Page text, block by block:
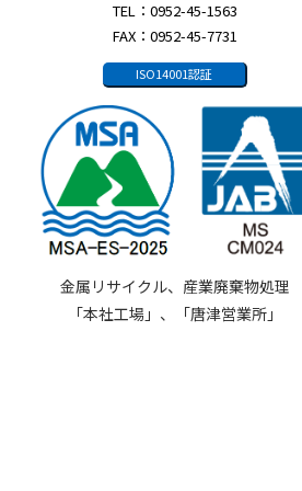
TEL：0952-45-1563
FAX：0952-45-7731
ISO14001認証
金属リサイクル、産業廃棄物処理
「本社工場」、「唐津営業所」